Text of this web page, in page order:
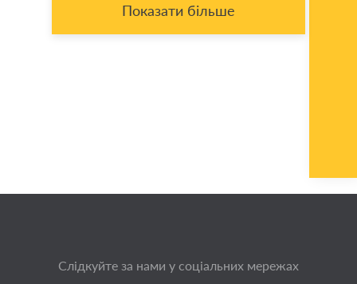
Показати більше
Слідкуйте за нами у соціальних мережах